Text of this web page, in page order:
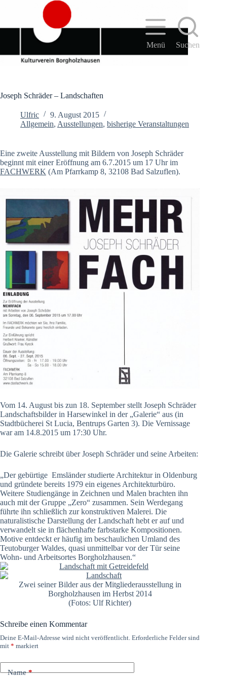
Menü Suchen
Joseph Schräder – Landschaften
Ulfric
9. August 2015
Allgemein, Ausstellungen, bisherige Veranstaltungen
Eine zweite Ausstellung mit Bildern von Joseph Schräder
beginnt mit einer Eröffnung am 6.7.2015 um 17 Uhr im
FACHWERK (Am Pfarrkamp 8, 32108 Bad Salzuflen).
Vom 14. August bis zun 18. September stellt Joseph Schräder
Landschaftsbilder in Harsewinkel in der „Galerie“ aus (in
Stadtbücherei St Lucia, Bentrups Garten 3). Die Vernissage
war am 14.8.2015 um 17:30 Uhr.
Die Galerie schreibt über Joseph Schräder und seine Arbeiten:
„Der gebürtige Emsländer studierte Architektur in Oldenburg
und gründete bereits 1979 ein eigenes Architekturbüro.
Weitere Studiengänge in Zeichnen und Malen brachten ihn
auch mit der Gruppe „Zero“ zusammen. Sein Werdegang
führte ihn schließlich zur konstruktiven Malerei. Die
naturalistische Darstellung der Landschaft hebt er auf und
verwandelt sie in flächenhafte farbstarke Kompositionen.
Motive entdeckt er häufig im beschaulichen Umland des
Teutoburger Waldes, quasi unmittelbar vor der Tür seine
Wohn- und Arbeitsortes Borgholzhausen.“
Zwei seiner Bilder aus der Mitgliederausstellung in
Borgholzhausen im Herbst 2014
(Fotos: Ulf Richter)
Schreibe einen Kommentar
Deine E-Mail-Adresse wird nicht veröffentlicht. Erforderliche Felder sind
mit * markiert
Name*